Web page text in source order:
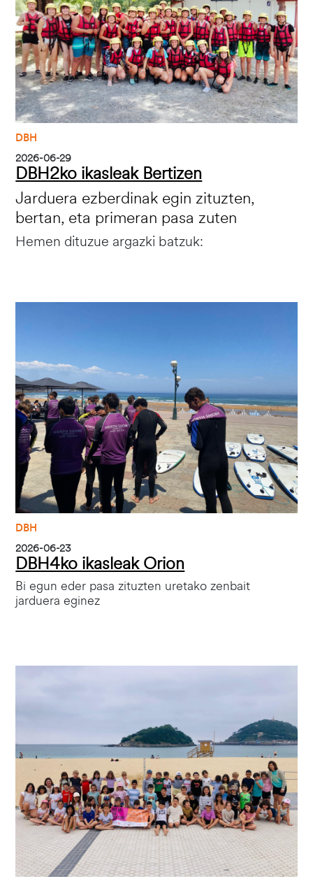
DBH
2026-06-29
DBH2ko ikasleak Bertizen
Jarduera ezberdinak egin zituzten,
bertan, eta primeran pasa zuten
Hemen dituzue argazki batzuk:
DBH
2026-06-23
DBH4ko ikasleak Orion
Bi egun eder pasa zituzten uretako zenbait
jarduera eginez